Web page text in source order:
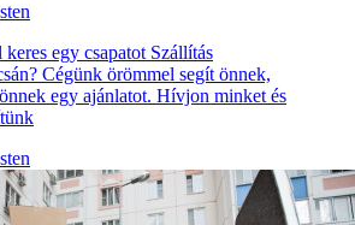
egy csapatot Szállítás
Cégünk örömmel segít önnek,
egy ajánlatot. Hívjon minket és